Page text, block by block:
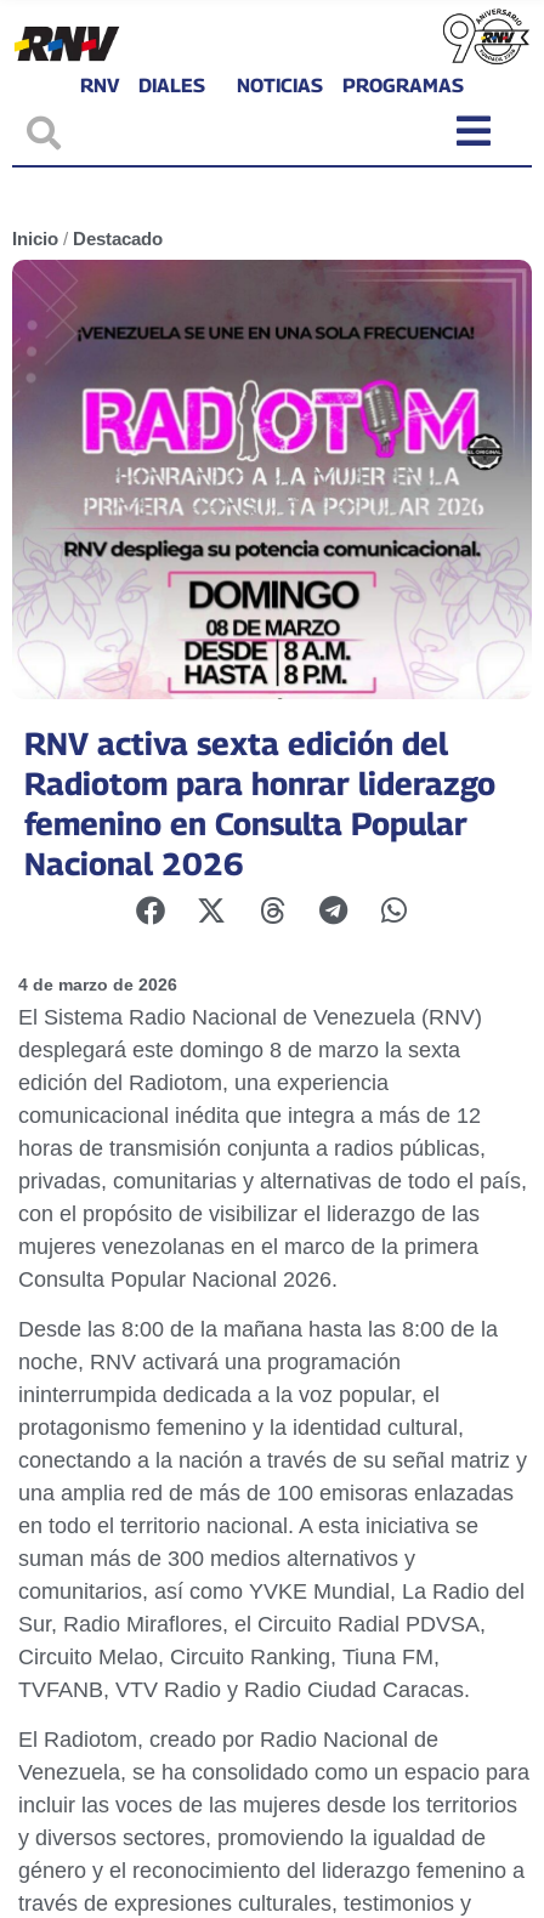
RNV DIALES NOTICIAS PROGRAMAS
Inicio / Destacado
RNV activa sexta edición del
Radiotom para honrar liderazgo
femenino en Consulta Popular
Nacional 2026
4 de marzo de 2026
El Sistema Radio Nacional de Venezuela (RNV)
desplegará este domingo 8 de marzo la sexta
edición del Radiotom, una experiencia
comunicacional inédita que integra a más de 12
horas de transmisión conjunta a radios públicas,
privadas, comunitarias y alternativas de todo el país,
con el propósito de visibilizar el liderazgo de las
mujeres venezolanas en el marco de la primera
Consulta Popular Nacional 2026.
Desde las 8:00 de la mañana hasta las 8:00 de la
noche, RNV activará una programación
ininterrumpida dedicada a la voz popular, el
protagonismo femenino y la identidad cultural,
conectando a la nación a través de su señal matriz y
una amplia red de más de 100 emisoras enlazadas
en todo el territorio nacional. A esta iniciativa se
suman más de 300 medios alternativos y
comunitarios, así como YVKE Mundial, La Radio del
Sur, Radio Miraflores, el Circuito Radial PDVSA,
Circuito Melao, Circuito Ranking, Tiuna FM,
TVFANB, VTV Radio y Radio Ciudad Caracas.
El Radiotom, creado por Radio Nacional de
Venezuela, se ha consolidado como un espacio para
incluir las voces de las mujeres desde los territorios
y diversos sectores, promoviendo la igualdad de
género y el reconocimiento del liderazgo femenino a
través de expresiones culturales, testimonios y